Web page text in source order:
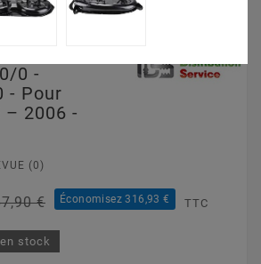
0 -
- Pour
– 2006 -
(0)
€ Économisez 316,93 € TTC
stock